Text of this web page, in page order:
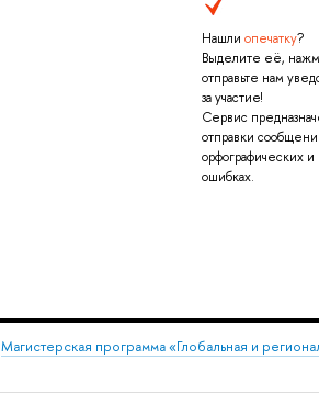
Нашли опечатку?
Выделите её,
отправьте нам
за участие!
Сервис
отправки
орфографических
ошибках.
Магистерская программа «Глобальная и